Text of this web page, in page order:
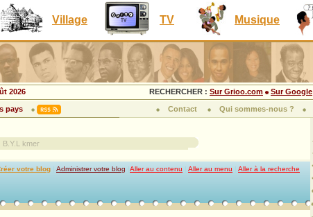
Village TV Musique
2026 RECHERCHER : Sur Grioo.com Sur Google
pays Contact Qui sommes-nous ?
B.Y.L kmer
votre blog Administrer votre blog Aller au contenu Aller au menu Aller à la recherche